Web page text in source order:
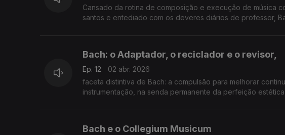
Cansado da rotina de composição e execução de música
santos e entediado com os deveres diários de professor,
Bach: o Adaptador, o reciclador e o revisor,
Ep. 12
02 abr. 2026
faceta distintiva de Bach: a compulsão para melhorar continuamente as suas criações, alterando o texto, a música ou a
instrumentação, na senda permanente da perfeição estética.
Bach e o Collegium Musicum